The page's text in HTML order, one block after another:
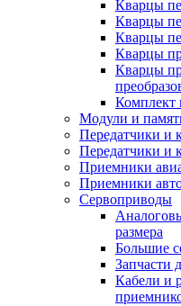
Кварцы
Кварцы
Кварцы
Кварцы
Кварцы
Комплект
Модули и
Передатчики и
Передатчики и
Приемники
Приемники
Сервоприводы
размера
Большие
Запчасти
Кабели и